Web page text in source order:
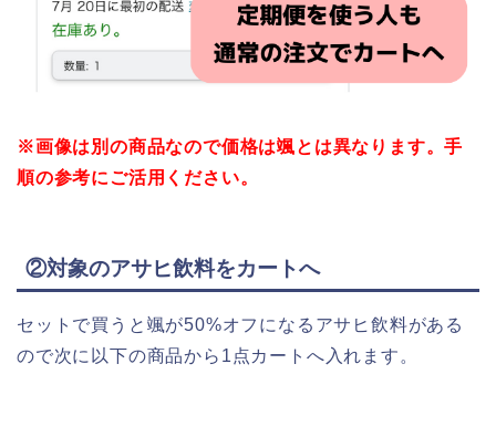
※画像は別の商品なので価格は颯とは異なります。手
順の参考にご活用ください。
②対象のアサヒ飲料をカートへ
セットで買うと颯が50%オフになるアサヒ飲料がある
ので次に以下の商品から1点カートへ入れます。